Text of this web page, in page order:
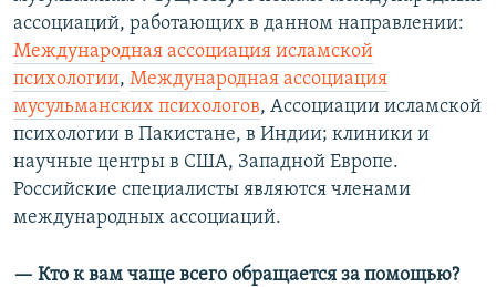
ассоциаций, работающих в данном направлении:
Международная ассоциация исламской
психологии, Международная ассоциация
мусульманских психологов, Ассоциации исламской
психологии в Пакистане, в Индии; клиники и
научные центры в США, Западной Европе.
Российские специалисты являются членами
международных ассоциаций.
— Кто к вам чаще всего обращается за помощью?